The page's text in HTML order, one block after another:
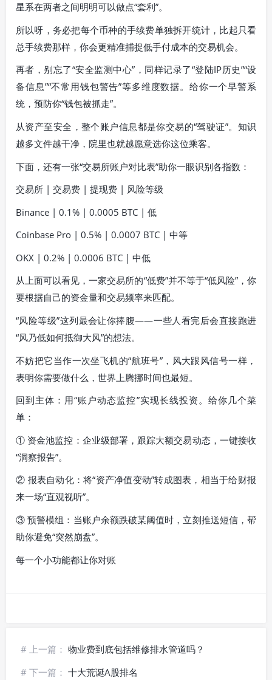
星系在两者之间明明可以做点“套利”。
所以呀，务必把每个币种的手续费单独拆开统计，比起只看
总手续费那样，你会更精准捕捉低手付成本的交易机会。
再者，别忘了“安全监测中心”，同样记录了“登陆IP历史”“设
备信息”“不常用钱包警告”等多维度数据。给你一个早警系
统，预防你“钱包被抓走”。
从资产至安全，整个账户信息都是你交易的“驾驶证”。知识
越多文件越干净，院里也就越愿意选你这位乘客。
下面，还有一张“交易所账户对比表”助你一眼识别各指数：
交易所 | 交易费 | 提现费 | 风险等级
Binance | 0.1% | 0.0005 BTC | 低
Coinbase Pro | 0.5% | 0.0007 BTC | 中等
OKX | 0.2% | 0.0006 BTC | 中低
从上面可以看见，一家交易所的“低费”并不等于“低风险”，你
要根据自己的资金量和交易频率来匹配。
“风险等级”这列最会让你捧腹——一些人看完后会直接跑进
“风乃低如何抵御大风”的想法。
不妨把它当作一次坐飞机的“航班号”，风大跟风信号一样，
表明你需要做什么，世界上腾挪时间也最短。
回到主体：用“账户动态监控”实现长线投资。给你几个菜
单：
① 资金池监控：企业级部署，跟踪大额交易动态，一键接收
“洞察报告”。
② 报表自动化：将“资产净值变动”转成图表，相当于给财报
来一场“直观视听”。
③ 预警模组：当账户余额跌破某阈值时，立刻推送短信，帮
助你避免“突然崩盘”。
每一个小功能都让你对账
# 上一篇： 物业费到底包括维修排水管道吗？
# 下一篇： 十大荒诞A股排名